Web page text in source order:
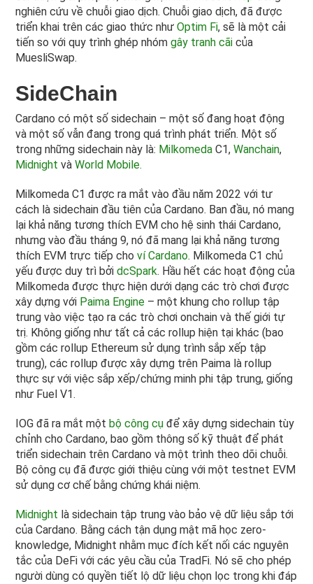
nghiên cứu về chuỗi giao dịch. Chuỗi giao dịch, đã được
triển khai trên các giao thức như Optim Fi, sẽ là một cải
tiến so với quy trình ghép nhóm gây tranh cãi của
MuesliSwap.
SideChain
Cardano có một số sidechain – một số đang hoạt động
và một số vẫn đang trong quá trình phát triển. Một số
trong những sidechain này là: MilkomedaC1,Wanchain,
MidnightvàWorld Mobile.
Milkomeda C1 được ra mắt vào đầu năm 2022 với tư
cách là sidechain đầu tiên của Cardano. Ban đầu, nó mang
lại khả năng tương thích EVM cho hệ sinh thái Cardano,
nhưng vào đầu tháng 9, nó đã mang lại khả năng tương
thích EVM trực tiếp choví Cardano. Milkomeda C1 chủ
yếu được duy trì bởidcSpark. Hầu hết các hoạt động của
Milkomeda được thực hiện dưới dạng các trò chơi được
xây dựng với Paima Engine – một khung cho rollup tập
trung vào việc tạo ra các trò chơi onchain và thế giới tự
trị. Không giống như tất cả các rollup hiện tại khác (bao
gồm các rollup Ethereum sử dụng trình sắp xếp tập
trung), các rollup được xây dựng trên Paima là rollup
thực sự với việc sắp xếp/chứng minh phi tập trung, giống
như Fuel V1.
IOG đã ra mắt một bộ công cụ để xây dựng sidechain tùy
chỉnh cho Cardano, bao gồm thông số kỹ thuật để phát
triển sidechain trên Cardano và một trình theo dõi chuỗi.
Bộ công cụ đã được giới thiệu cùng với một testnet EVM
sử dụng cơ chế bằng chứng khái niệm.
Midnight là sidechain tập trung vào bảo vệ dữ liệu sắp tới
của Cardano. Bằng cách tận dụng mật mã học zero-
knowledge, Midnight nhằm mục đích kết nối các nguyên
tắc của DeFi với các yêu cầu của TradFi. Nó sẽ cho phép
người dùng có quyền tiết lộ dữ liệu chọn lọc trong khi đáp